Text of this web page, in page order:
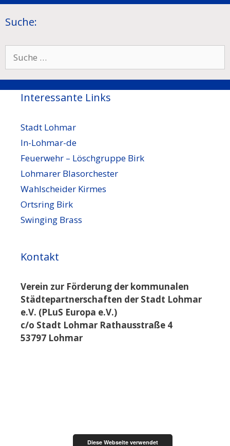
Suche:
nach:
Interessante Links
Stadt Lohmar
In-Lohmar-de
Feuerwehr – Löschgruppe Birk
Lohmarer Blasorchester
Wahlscheider Kirmes
Ortsring Birk
Swinging Brass
Kontakt
Verein zur Förderung der kommunalen
Städtepartnerschaften der Stadt Lohmar
e.V. (PLuS Europa e.V.)
c/o Stadt Lohmar Rathausstraße 4
53797 Lohmar
Diese Webseite verwendet